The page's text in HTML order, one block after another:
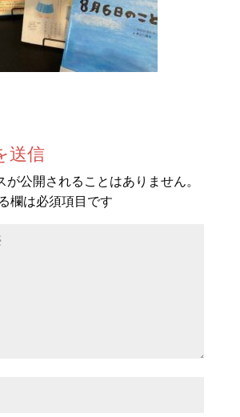
送信
が公開されることはありません。
欄は必須項目です